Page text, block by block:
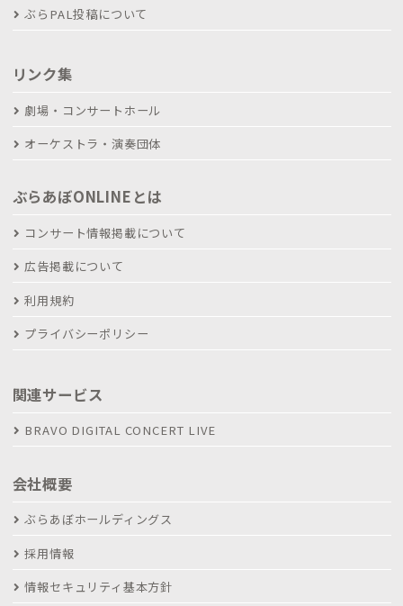
ぶらPAL投稿について
リンク集
劇場・コンサートホール
オーケストラ・演奏団体
ぶらあぼONLINEとは
コンサート情報掲載について
広告掲載について
利用規約
プライバシーポリシー
関連サービス
BRAVO DIGITAL CONCERT LIVE
会社概要
ぶらあぼホールディングス
採用情報
情報セキュリティ基本方針